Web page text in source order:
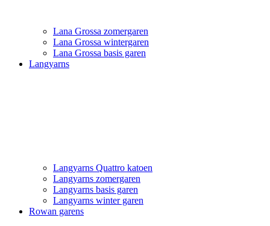
Lana Grossa zomergaren
Lana Grossa wintergaren
Lana Grossa basis garen
Langyarns
Langyarns Quattro katoen
Langyarns zomergaren
Langyarns basis garen
Langyarns winter garen
Rowan garens